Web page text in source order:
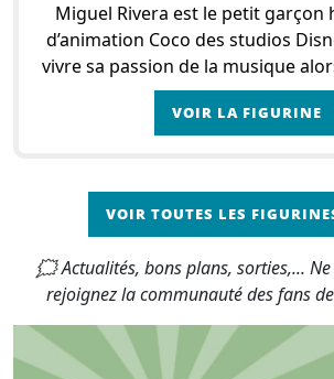
Miguel Rivera est le petit garçon
d’animation Coco des studios
vivre sa passion de la musique
été bannie de sa famille suite à
VOIR LA FIGURINE
VOIR TOUTES LES
🗯 Actualités, bons plans, sorties,...
rejoignez la communauté des fans